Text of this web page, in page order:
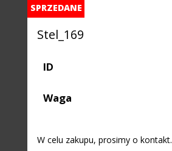
SPRZEDANE
Stel_169
ID
Waga
W celu zakupu, prosimy o kontakt.